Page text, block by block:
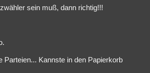
sein muß, dann richtig!!!
Parteien... Kannste in den Papierkorb